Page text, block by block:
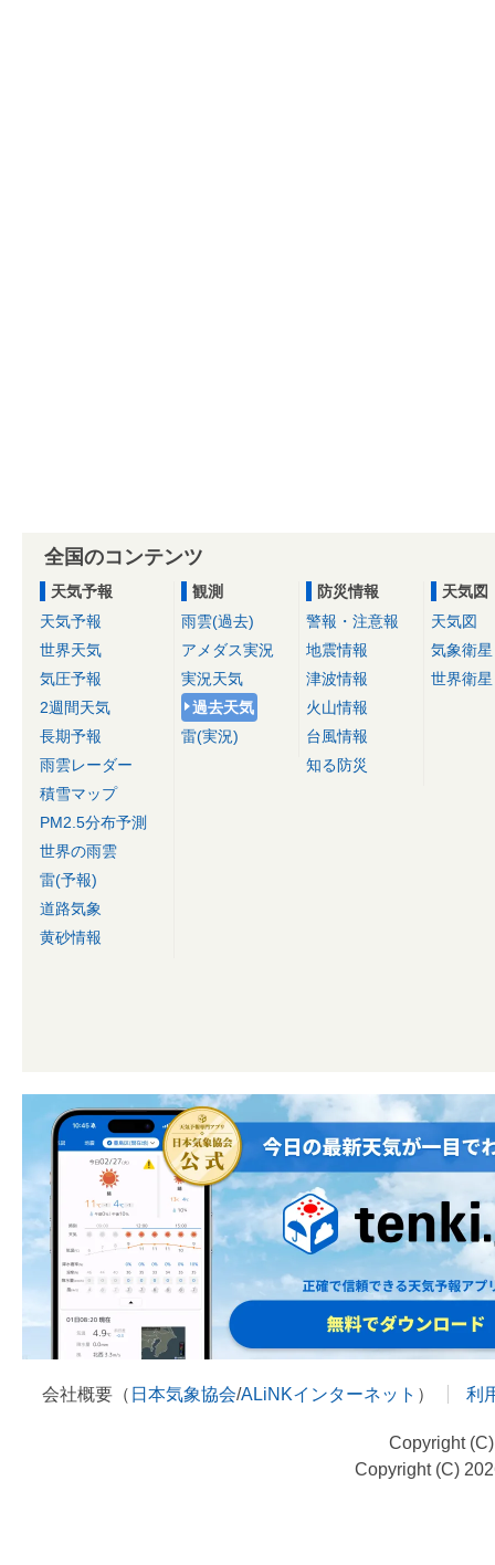
全国のコンテンツ
天気予報
天気予報
世界天気
気圧予報
2週間天気
長期予報
雨雲レーダー
積雪マップ
PM2.5分布予測
世界の雨雲
雷(予報)
道路気象
黄砂情報
観測
雨雲(過去)
アメダス実況
実況天気
過去天気
雷(実況)
防災情報
警報・注意報
地震情報
津波情報
火山情報
台風情報
知る防災
天気図
天気図
気象衛星
世界衛星
会社概要（ 日本気象協会/ALiNKインターネット ） 利
Copyright
Copyright (C)